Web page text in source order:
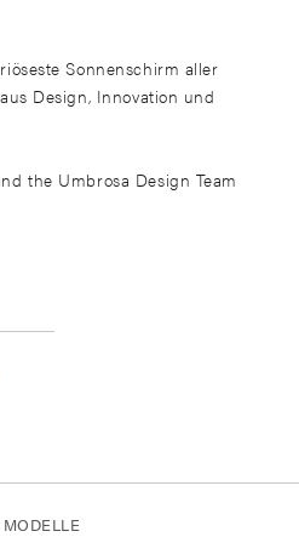
Sonnenschirm aller
Design, Innovation und
the Umbrosa Design Team
MODELLE